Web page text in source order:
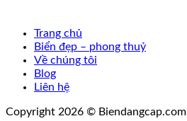
Trang chủ
Biển đẹp – phong thuỷ
Về chúng tôi
Blog
Liên hệ
Copyright 2026 © Biendangcap.com